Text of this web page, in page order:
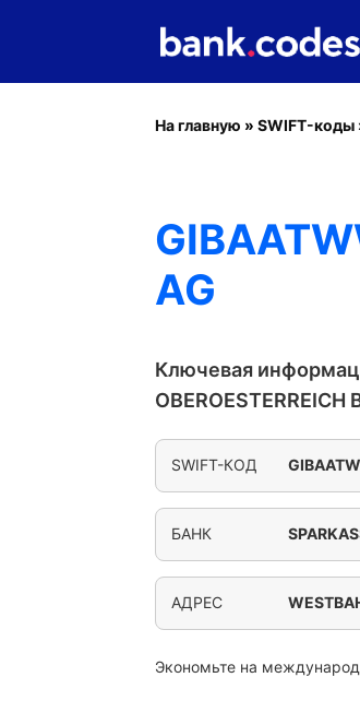
На главную » SWIFT-коды
AG
Ключевая
OBEROESTERREICH
SWIFT-КОД
БАНК
АДРЕС
Экономьте на